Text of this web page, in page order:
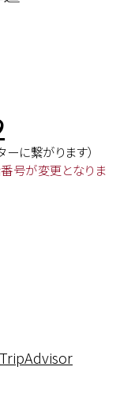
ーに繋がります）
号が変更となりま